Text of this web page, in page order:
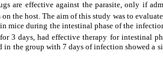
are effective against the parasite, only if
on the host. The aim of this study was to
mice during the intestinal phase of the
for 3 days, had effective therapy for intestinal
the group with 7 days of infection showed a